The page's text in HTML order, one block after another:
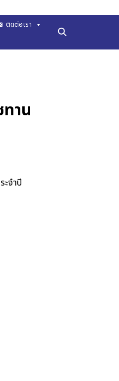
ติดต่อเรา
าน
จำปี